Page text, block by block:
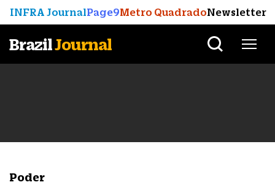
INFRA JournalPage9Metro QuadradoNewsletter
BrazilJournal
Poder